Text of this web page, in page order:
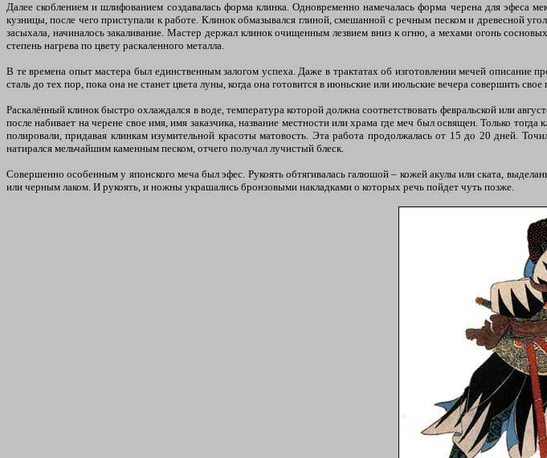
Далее скоблением и шлифованием создавалась форма клинка. Одновременно намечалась форма черена для эфеса
кузницы, после чего приступали к работе. Клинок обмазывался глиной, смешанной с речным песком и древесной
засыхала, начиналось закаливание. Мастер держал клинок очищенным лезвием вниз к огню, а мехами огонь
степень нагрева по цвету раскаленного металла.
В те времена опыт мастера был единственным залогом успеха. Даже в трактатах об изготовлении мечей описание
сталь до тех пор, пока она не станет цвета луны, когда она готовится в июньские или июльские вечера совершить
Раскалённый клинок быстро охлаждался в воде, температура которой должна соответствовать февральской или
после набивает на черене свое имя, имя заказчика, название местности или храма где меч был освящен. Только
полировали, придавая клинкам изумительной красоты матовость. Эта работа продолжалась от 15 до 20 дней.
натирался мельчайшим каменным песком, отчего получал лучистый блеск.
Совершенно особенным у японского меча был эфес. Рукоять обтягивалась галюшой – кожей акулы или ската,
или черным лаком. И рукоять, и ножны украшались бронзовыми накладками о которых речь пойдет чуть позже.